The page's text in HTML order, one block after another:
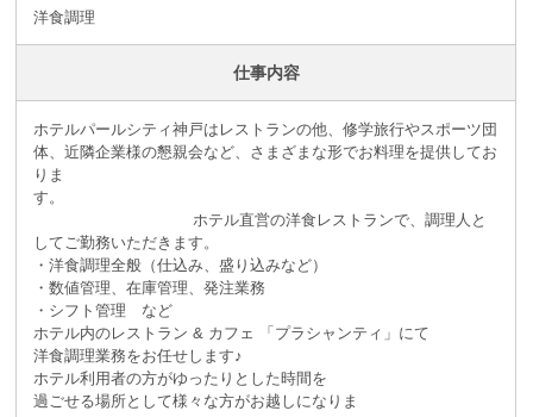
洋食調理
仕事内容
ホテルパールシティ神戸はレストランの他、修学旅行やスポーツ団
体、近隣企業様の懇親会など、さまざまな形でお料理を提供してお
りま
す。
ホテル直営の洋食レストランで、調理人と
してご勤務いただきます。
・洋食調理全般（仕込み、盛り込みなど）
・数値管理、在庫管理、発注業務
・シフト管理 など
ホテル内のレストラン & カフェ 「プラシャンティ」にて
洋食調理業務をお任せします♪
ホテル利用者の方がゆったりとした時間を
過ごせる場所として様々な方がお越しになりま